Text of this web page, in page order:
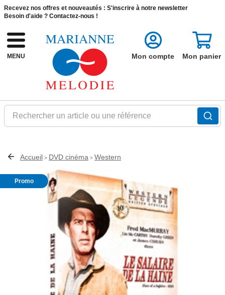
Recevez nos offres et nouveautés : S'inscrire à notre newsletter
Besoin d'aide ? Contactez-nous !
MENU
Rechercher un article ou une référence
Mon compte Mon panier
Accueil > DVD cinéma > Western
Promo